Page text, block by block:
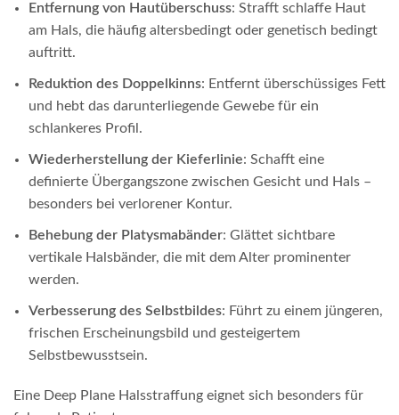
Entfernung von Hautüberschuss: Strafft schlaffe Haut
am Hals, die häufig altersbedingt oder genetisch bedingt
auftritt.
Reduktion des Doppelkinns: Entfernt überschüssiges Fett
und hebt das darunterliegende Gewebe für ein
schlankeres Profil.
Wiederherstellung der Kieferlinie: Schafft eine
definierte Übergangszone zwischen Gesicht und Hals –
besonders bei verlorener Kontur.
Behebung der Platysmabänder: Glättet sichtbare
vertikale Halsbänder, die mit dem Alter prominenter
werden.
Verbesserung des Selbstbildes: Führt zu einem jüngeren,
frischen Erscheinungsbild und gesteigertem
Selbstbewusstsein.
Eine Deep Plane Halsstraffung eignet sich besonders für